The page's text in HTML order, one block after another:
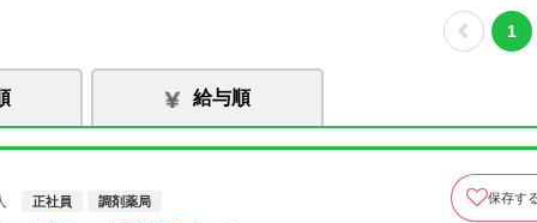
1
給与順
正社員 調剤薬局 保存す